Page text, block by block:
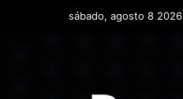
sábado, agosto 8 2026